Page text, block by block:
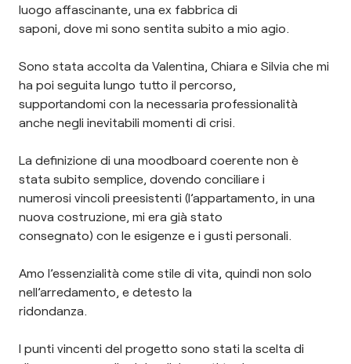
luogo affascinante, una ex fabbrica di
saponi, dove mi sono sentita subito a mio agio.
Sono stata accolta da Valentina, Chiara e Silvia che mi
ha poi seguita lungo tutto il percorso,
supportandomi con la necessaria professionalità
anche negli inevitabili momenti di crisi.
La definizione di una moodboard coerente non è
stata subito semplice, dovendo conciliare i
numerosi vincoli preesistenti (l’appartamento, in una
nuova costruzione, mi era già stato
consegnato) con le esigenze e i gusti personali.
Amo l’essenzialità come stile di vita, quindi non solo
nell’arredamento, e detesto la
ridondanza.
I punti vincenti del progetto sono stati la scelta di